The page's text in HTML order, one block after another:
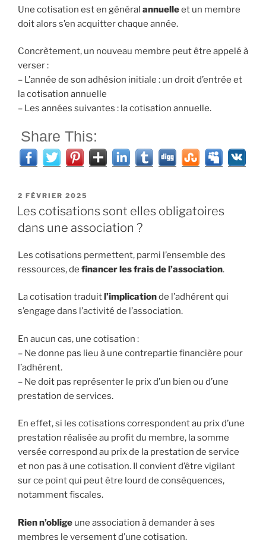
Une cotisation est en général annuelleet un membre
doit alors s’en acquitter chaque année.
Concrètement, un nouveau membre peut être appelé à
verser :
– L’année de son adhésion initiale : un droit d’entrée et
la cotisation annuelle
– Les années suivantes : la cotisation annuelle.
Share This:
PUBLIÉ
LE
2 FÉVRIER 2025
Les cotisations sont elles obligatoires
dans une association ?
Les cotisations permettent, parmi l’ensemble des
ressources, de financer les frais de l’association.
La cotisation traduitl’implicationde l’adhérent qui
s’engage dans l’activité de l’association.
En aucun cas, une cotisation :
– Ne donne pas lieu à une contrepartie financière pour
l’adhérent.
– Ne doit pas représenter le prix d’un bien ou d’une
prestation de services.
En effet, si les cotisations correspondent au prix d’une
prestation réalisée au profit du membre, la somme
versée correspond au prix de la prestation de service
et non pas à une cotisation. Il convient d’être vigilant
sur ce point qui peut être lourd de conséquences,
notamment fiscales.
Rien n’oblige une association à demander à ses
membres le versement d’une cotisation.